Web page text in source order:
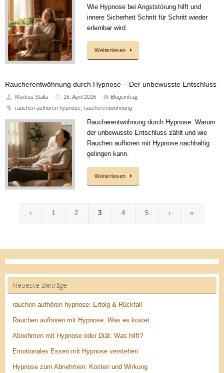
Wie Hypnose bei Angststörung hilft und
innere Sicherheit Schritt für Schritt wieder
erlernbar wird.
Weiterlesen
Raucherentwöhnung durch Hypnose – Der unbewusste Entschluss
Markus Stalla 16. April 2026
Blogeintrag
rauchen aufhören hypnose, raucherentwöhnung
Raucherentwöhnung durch Hypnose: Warum
der unbewusste Entschluss zählt und wie
Rauchen aufhören mit Hypnose nachhaltig
gelingen kann.
Weiterlesen
‹ 1 2 3 4 5 › »
Neueste Beiträge
rauchen aufhören hypnose: Erfolg & Rückfall
Rauchen aufhören mit Hypnose: Was es kostet
Abnehmen mit Hypnose oder Diät: Was hilft?
Emotionales Essen mit Hypnose verstehen
Hypnose zum Abnehmen: Kosten und Wirkung